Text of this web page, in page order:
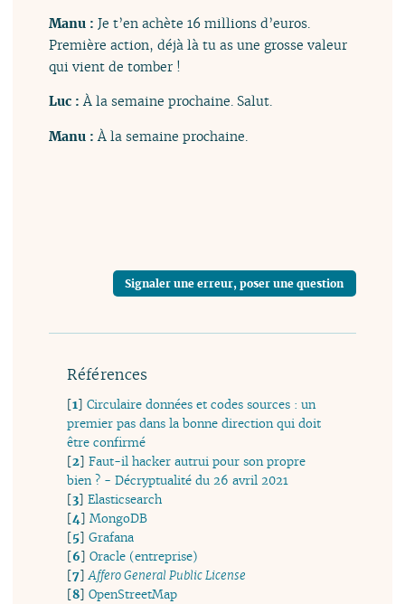
Manu :Je t’en achète 16 millions d’euros.
Première action, déjà là tu as une grosse valeur
qui vient de tomber !
Luc :À la semaine prochaine. Salut.
Manu :À la semaine prochaine.
Signaler une erreur, poser une question
Références
[1]Circulaire données et codes sources : un
premier pas dans la bonne direction qui doit
être confirmé
[2]Faut-il hacker autrui pour son propre
bien ? - Décryptualité du 26 avril 2021
[3]Elasticsearch
[4]MongoDB
[5]Grafana
[6]Oracle (entreprise)
[7]Affero General Public License
[8]OpenStreetMap